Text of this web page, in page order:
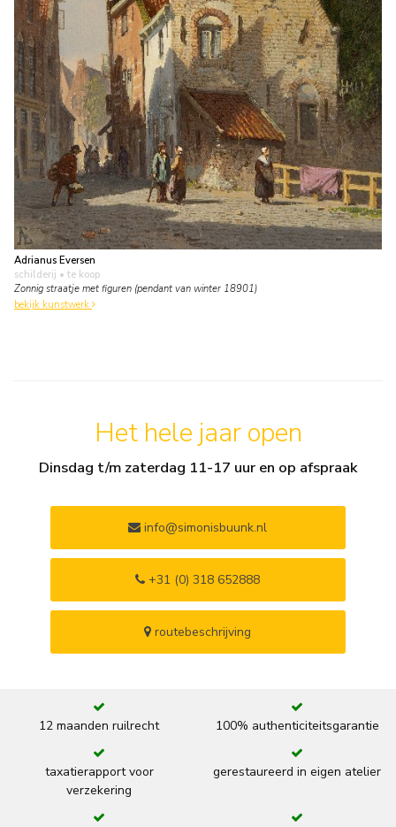
Adrianus Eversen
schilderij • te koop
Zonnig straatje met figuren (pendant van winter 18901)
bekijk kunstwerk
Het hele jaar open
Dinsdag t/m zaterdag 11-17 uur en op afspraak
info@simonisbuunk.nl
+31 (0) 318 652888
routebeschrijving
12 maanden ruilrecht 100% authenticiteitsgarantie
taxatierapport voor
verzekering
gerestaureerd in eigen atelier